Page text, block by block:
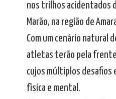
nos trilhos acidentados
Marão, na região de
Com um cenário natural
atletas terão pela
cujos múltiplos desafios
física e mental.